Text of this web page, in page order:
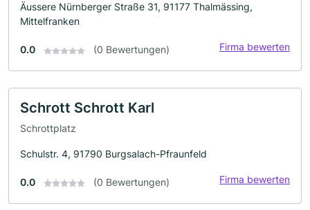
Äussere Nürnberger Straße 31, 91177 Thalmässing,
Mittelfranken
0.0 (0 Bewertungen) Firma bewerten
Schrott Schrott Karl
Schrottplatz
Schulstr. 4, 91790 Burgsalach-Pfraunfeld
0.0 (0 Bewertungen) Firma bewerten